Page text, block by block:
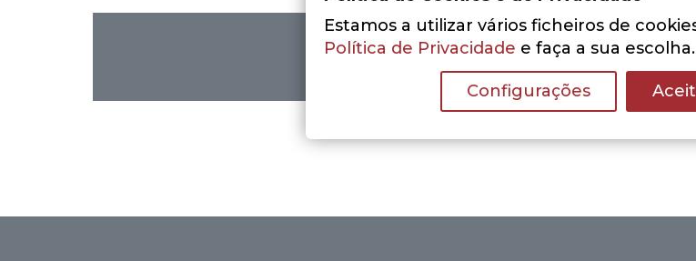
Nenhum resultado
Estamos a utilizar vários ficheiros de
Política de Privacidade e faça a sua escolha.
Configurações